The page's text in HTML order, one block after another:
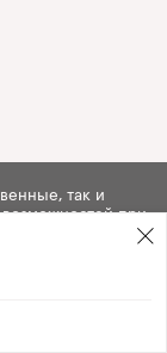
так и
при
сайту, вы
.